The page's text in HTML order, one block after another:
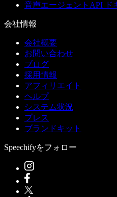
音声エージェントAPI ド
会社情報
会社概要
お問い合わせ
ブログ
採用情報
アフィリエイト
ヘルプ
システム状況
プレス
ブランドキット
Speechifyをフォロー